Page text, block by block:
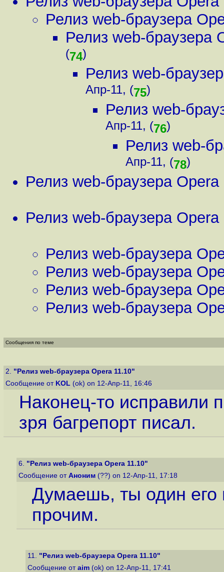
Релиз web-браузера
Релиз web-браузера
(74)
Релиз web-
Апр-11, (75)
Релиз web-
Апр-11, (76)
Релиз web-
Апр-11, (78)
Релиз web-браузера Opera
Релиз web-браузера Opera
Релиз web-браузера
Релиз web-браузера
Релиз web-браузера
Релиз web-браузера
Сообщения по теме
2. "Релиз web-браузера Opera 11.10"
Сообщение от KOL (ok) on 12-Апр-11, 16:46
Наконец-то исправили
зря багрепорт писал.
6. "Релиз web-браузера Opera 11.10"
Сообщение от Аноним (??) on 12-Апр-11, 17:18
Думаешь, ты один
прочим.
11. "Релиз web-браузера Opera 11.10"
Сообщение от aim (ok) on 12-Апр-11, 17:41